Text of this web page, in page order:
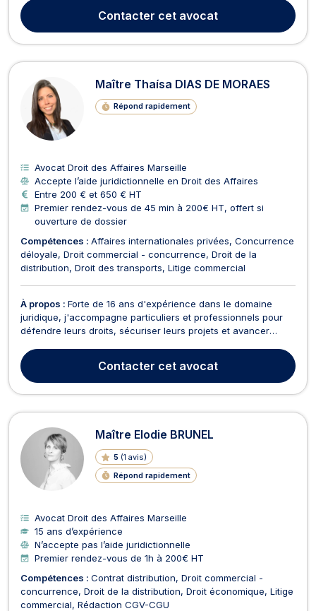
dossiers relevant de la constitution ou la rupture d'un PACS,
du divorce amiable ou content...
Contacter cet avocat
Maître Thaísa DIAS DE MORAES
Répond rapidement
Avocat Droit des Affaires Marseille
Accepte l’aide juridictionnelle en Droit des Affaires
Entre 200 € et 650 € HT
Premier rendez-vous de 45 min à 200€ HT, offert si
ouverture de dossier
Compétences : Affaires internationales privées Concurrence
déloyale Droit commercial - concurrence Droit de la
distribution Droit des transports Litige commercial
À propos : Forte de 16 ans d'expérience dans le domaine
juridique, j'accompagne particuliers et professionnels pour
défendre leurs droits, sécuriser leurs projets et avancer
Fluminense (UFF) et titulaire d'un master en Droit des affaires
de l'Université Aix-Marseille (AMU), j'ai ...
Contacter cet avocat
Maître Elodie BRUNEL
5 (1 avis)
Répond rapidement
Avocat Droit des Affaires Marseille
15 ans d’expérience
N’accepte pas l’aide juridictionnelle
Premier rendez-vous de 1h à 200€ HT
Compétences : Contrat distribution Droit commercial -
concurrence Droit de la distribution Droit économique Litige
commercial Rédaction CGV-CGU